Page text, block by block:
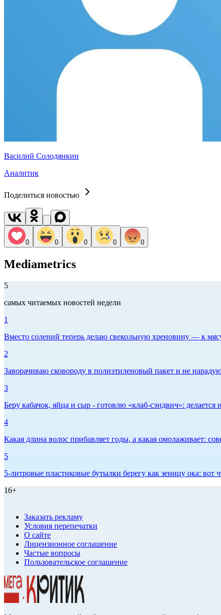
Василий Солодянкин
Аналитик
Поделиться новостью
0 0 0 0 0
Mediametrics
5
самых читаемых новостей недели
1
Вместо солений теперь делаю свекольную хреновину — к
2
Заворачиваю сковороду в полиэтиленовый пакет и не
3
Беру кабачок, яйца и сыр - готовлю «клаб-сэндвич»: делается
4
Какая длина волос прибавляет годы, а какая омолаживает:
5
5-литровые пластиковые бутылки берегу как зеницу ока:
16+
Заказать рекламу
Условия перепечатки
О сайте
Лицензионное соглашение
Частые вопросы
Пользовательское соглашение